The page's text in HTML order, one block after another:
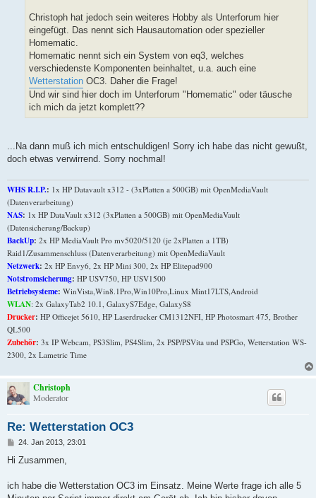
Christoph hat jedoch sein weiteres Hobby als Unterforum hier
eingefügt. Das nennt sich Hausautomation oder spezieller
Homematic.
Homematic nennt sich ein System von eq3, welches
verschiedenste Komponenten beinhaltet, u.a. auch eine
Wetterstation OC3. Daher die Frage!
Und wir sind hier doch im Unterforum "Homematic" oder täusche
ich mich da jetzt komplett??
...Na dann muß ich mich entschuldigen! Sorry ich habe das nicht gewußt,
doch etwas verwirrend. Sorry nochmal!
WHS R.I.P.: 1x HP Datavault x312 - (3xPlatten a 500GB) mit OpenMediaVault
(Datenverarbeitung)
NAS: 1x HP DataVault x312 (3xPlatten a 500GB) mit OpenMediaVault
(Datensicherung/Backup)
BackUp: 2x HP MediaVault Pro mv5020/5120 (je 2xPlatten a 1TB)
Raid1/Zusammenschluss (Datenverarbeitung) mit OpenMediaVault
Netzwerk: 2x HP Envy6, 2x HP Mini 300, 2x HP Elitepad900
Notstromsicherung: HP USV750, HP USV1500
Betriebsysteme: WinVista,Win8.1Pro,Win10Pro,Linux Mint17LTS,Android
WLAN: 2x GalaxyTab2 10.1, GalaxyS7Edge, GalaxyS8
Drucker: HP Officejet 5610, HP Laserdrucker CM1312NFI, HP Photosmart 475, Brother
QL500
Zubehör: 3x IP Webcam, PS3Slim, PS4Slim, 2x PSP/PSVita und PSPGo, Wetterstation WS-
2300, 2x Lametric Time
Christoph
Moderator
Re: Wetterstation OC3
B
a
24. Jan 2013, 23:01
Hi Zusammen,
ich habe die Wetterstation OC3 im Einsatz. Meine Werte frage ich alle 5